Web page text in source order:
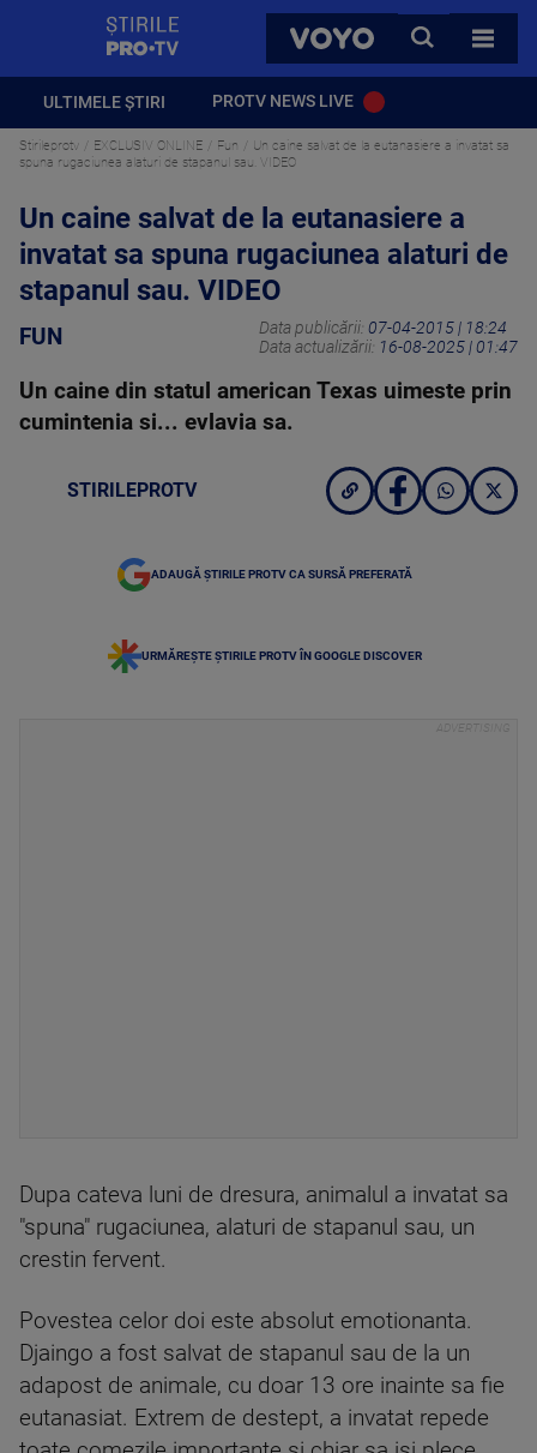
VOYO
CAUTA
TOATE
ULTIMELE ȘTIRI PROTV NEWS LIVE
Stirileprotv EXCLUSIV ONLINE Fun
Un caine salvat de la eutanasiere a invatat sa
spuna rugaciunea alaturi de stapanul sau. VIDEO
Un caine salvat de la eutanasiere a
invatat sa spuna rugaciunea alaturi de
stapanul sau. VIDEO
FUN Data publicării: 07-04-2015 | 18:24
Data actualizării: 16-08-2025 | 01:47
Un caine din statul american Texas uimeste prin
cumintenia si... evlavia sa.
STIRILEPROTV
ADAUGĂ ȘTIRILE PROTV CA SURSĂ PREFERATĂ
URMĂREȘTE ȘTIRILE PROTV ÎN GOOGLE DISCOVER
Dupa cateva luni de dresura, animalul a invatat sa
"spuna" rugaciunea, alaturi de stapanul sau, un
crestin fervent.
Povestea celor doi este absolut emotionanta.
Djaingo a fost salvat de stapanul sau de la un
adapost de animale, cu doar 13 ore inainte sa fie
eutanasiat. Extrem de destept, a invatat repede